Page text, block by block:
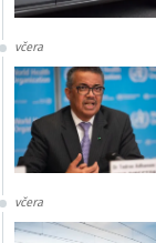
včera
včera